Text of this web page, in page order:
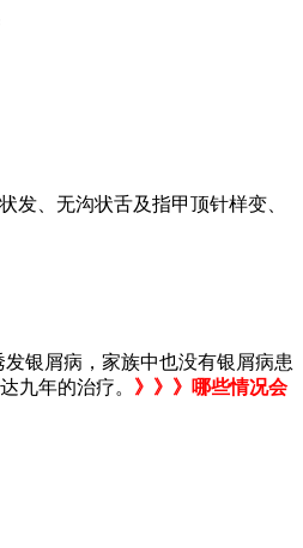
发、无沟状舌及指甲顶针样变、
银屑病，家族中也没有银屑病患
九年的治疗。 》》》哪些情况会